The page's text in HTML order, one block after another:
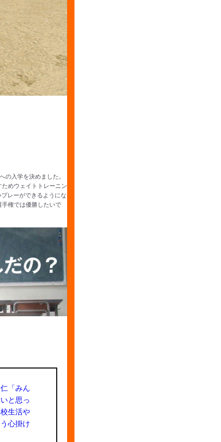
入学を決めました。
めウェイトトレーニン
レーができるようにな
権では優勝したいで
「みん
と思っ
生活や
心掛け